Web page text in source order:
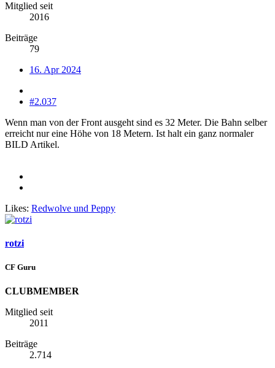
Mitglied seit
2016
Beiträge
79
16. Apr 2024
#2.037
Wenn man von der Front ausgeht sind es 32 Meter. Die Bahn selber
erreicht nur eine Höhe von 18 Metern. Ist halt ein ganz normaler
BILD Artikel.
Likes: Redwolve und Peppy
rotzi
CF Guru
CLUBMEMBER
Mitglied seit
2011
Beiträge
2.714